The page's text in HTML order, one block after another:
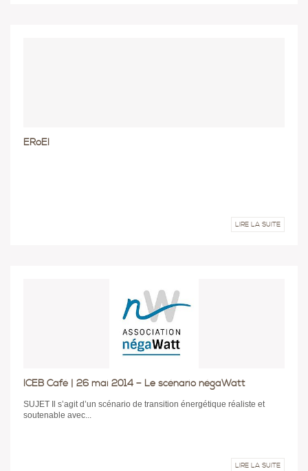
ERoEI
LIRE LA SUITE
ICEB Café | 26 mai 2014 – Le scénario négaWatt
SUJET Il s’agit d’un scénario de transition énergétique réaliste et
soutenable avec...
LIRE LA SUITE